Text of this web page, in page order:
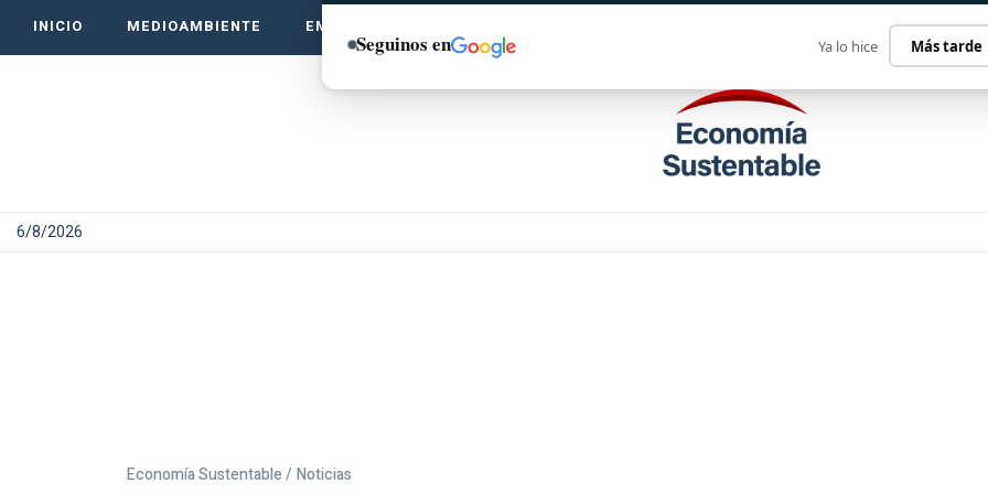
INICIO MEDIOAMBIENTE EMPRENDE VERDE
6/8/2026
Economía Sustentable / Noticias
Seguinos en Ya lo hice Más tarde